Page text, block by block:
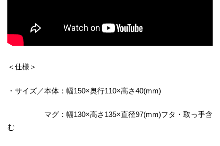
＜仕様＞
・サイズ／本体：幅150×奥行110×高さ40(mm)
マグ：幅130×高さ135×直径97(mm)フタ・取っ手含
む